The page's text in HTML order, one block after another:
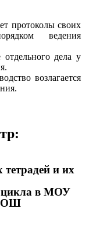
протоколы своих
ведения
отдельного дела у
возлагается
тетрадей и их
цикла в МОУ